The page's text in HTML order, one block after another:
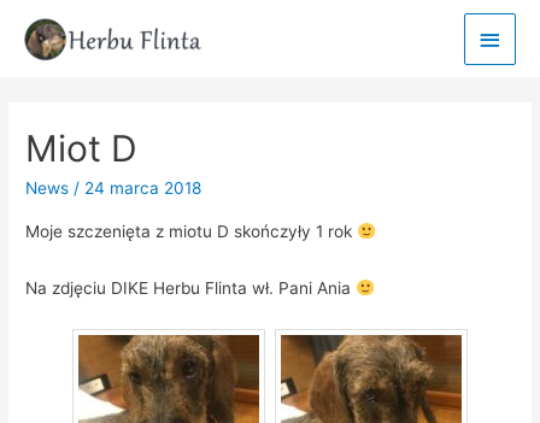
Main
Miot D
News / 24 marca 2018
Moje szczenięta z miotu D skończyły 1 rok
Na zdjęciu DIKE Herbu Flinta wł. Pani Ania